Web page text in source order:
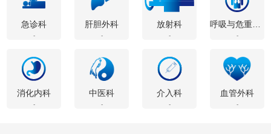
急诊科
-
肝胆外科
-
放射科
- -
消化内科
-
中医科
-
介入科
-
血管外科
-